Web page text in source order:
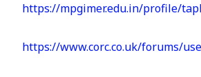
https://mpgimer.edu.in/profile/
https://www.corc.co.uk/forums/